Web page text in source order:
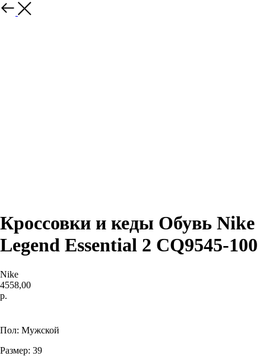
Назад
Кроссовки и кеды Обувь Nike
Legend Essential 2 CQ9545-100
Nike
4558,00
р.
Пол: Мужской
Размер: 39